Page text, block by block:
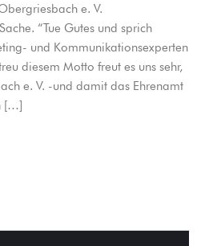
e. V.
“Tue Gutes und sprich
und Kommunikationsexperten
diesem Motto freut es uns sehr,
e. V. -und damit das Ehrenamt
[…]